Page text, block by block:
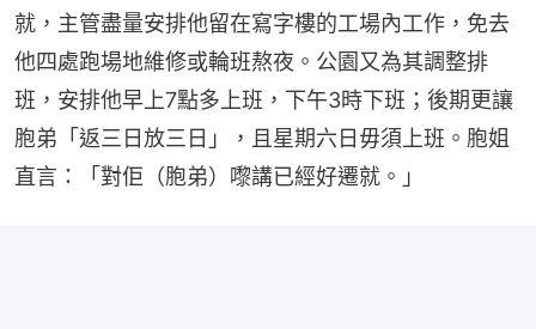
就，主管盡量安排他留在寫字樓的工場內工作，免去
他四處跑場地維修或輪班熬夜。公園又為其調整排
班，安排他早上7點多上班，下午3時下班；後期更讓
胞弟「返三日放三日」，且星期六日毋須上班。胞姐
直言：「對佢（胞弟）嚟講已經好遷就。」